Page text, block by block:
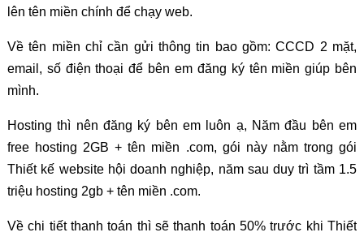
lên tên miền chính để chạy web.
Về tên miền chỉ cần gửi thông tin bao gồm: CCCD 2 mặt,
email, số điện thoại để bên em đăng ký tên miền giúp bên
mình.
Hosting thì nên đăng ký bên em luôn ạ, Năm đầu bên em
free hosting 2GB + tên miền .com, gói này nằm trong gói
Thiết kế website hội doanh nghiệp, năm sau duy trì tầm 1.5
triệu hosting 2gb + tên miền .com.
Về chi tiết thanh toán thì sẽ thanh toán 50% trước khi Thiết